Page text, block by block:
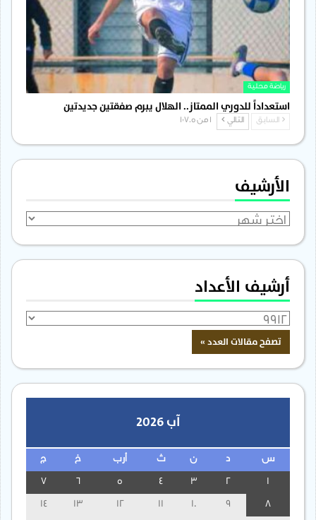
رياضة محلية
استعداداً للدوري الممتاز.. الهلال يبرم صفقتين جديدتين
السابق التالي
الأرشيف
الأرشيف
أرشيف الأعداد
آب 2026
س ن ث أرب خ ج
3
13
14